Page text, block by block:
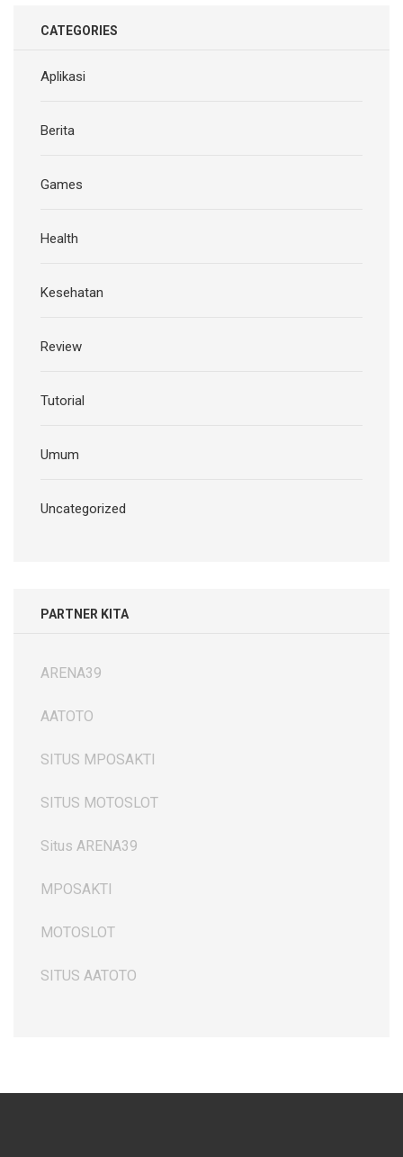
CATEGORIES
Aplikasi
Berita
Games
Health
Kesehatan
Review
Tutorial
Umum
Uncategorized
PARTNER KITA
ARENA39
AATOTO
SITUS MPOSAKTI
SITUS MOTOSLOT
Situs ARENA39
MPOSAKTI
MOTOSLOT
SITUS AATOTO